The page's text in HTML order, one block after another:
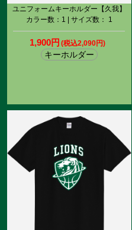
ユニフォームキーホルダー【久我】
カラー数：1 | サイズ数： 1
1,900円 (税込2,090円)
キーホルダー